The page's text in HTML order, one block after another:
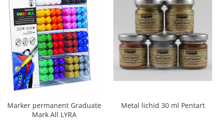
Marker permanent Graduate
Mark All LYRA
Metal lichid 30 ml Pentart